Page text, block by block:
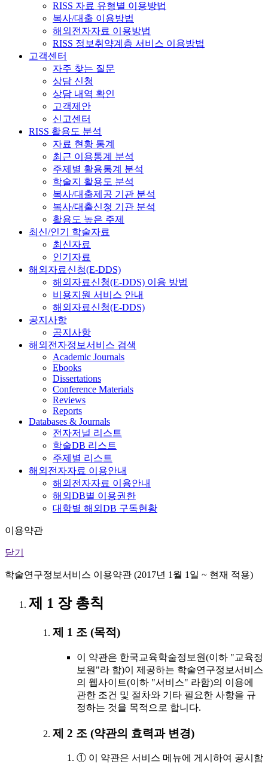
RISS 자료 유형별 이용방법
복사/대출 이용방법
해외전자자료 이용방법
RISS 정보취약계층 서비스 이용방법
고객센터
자주 찾는 질문
상담 신청
상담 내역 확인
고객제안
신고센터
RISS 활용도 분석
자료 현황 통계
최근 이용통계 분석
주제별 활용통계 분석
학술지 활용도 분석
복사/대출제공 기관 분석
복사/대출신청 기관 분석
활용도 높은 주제
최신/인기 학술자료
최신자료
인기자료
해외자료신청(E-DDS)
해외자료신청(E-DDS) 이용 방법
비용지원 서비스 안내
해외자료신청(E-DDS)
공지사항
공지사항
해외전자정보서비스 검색
Academic Journals
Ebooks
Dissertations
Conference Materials
Reviews
Reports
Databases & Journals
전자저널 리스트
학술DB 리스트
주제별 리스트
해외전자자료 이용안내
해외전자자료 이용안내
해외DB별 이용권한
대학별 해외DB 구독현황
이용약관
닫기
학술연구정보서비스 이용약관 (2017년 1월 1일 ~ 현재 적용)
제 1 장 총칙
제 1 조 (목적)
이 약관은 한국교육학술정보원(이하 "교육정
보원"라 함)이 제공하는 학술연구정보서비스
의 웹사이트(이하 "서비스" 라함)의 이용에
관한 조건 및 절차와 기타 필요한 사항을 규
정하는 것을 목적으로 합니다.
제 2 조 (약관의 효력과 변경)
① 이 약관은 서비스 메뉴에 게시하여 공시함